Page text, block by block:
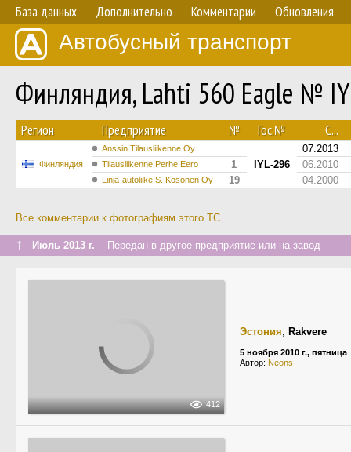
База данных Дополнительно Комментарии Обновления
Автобусный транспорт
Финляндия, Lahti 560 Eagle №
Регион Предприятие № Гос.№ С...
Финляндия
Anssin Tilausliikenne Oy
IYL-296
07.2013
Tilausliikenne Perhe Eero 1 06.2010
Linja-autoliike S. Kosonen Oy 19 04.2000
Все комментарии к фотографиям этого ТС
↑ Июль 2013 г. Передан в другое предприятие или на завод
412
Эстония, Rakvere
5 ноября 2010 г., пятница
Автор: Neons